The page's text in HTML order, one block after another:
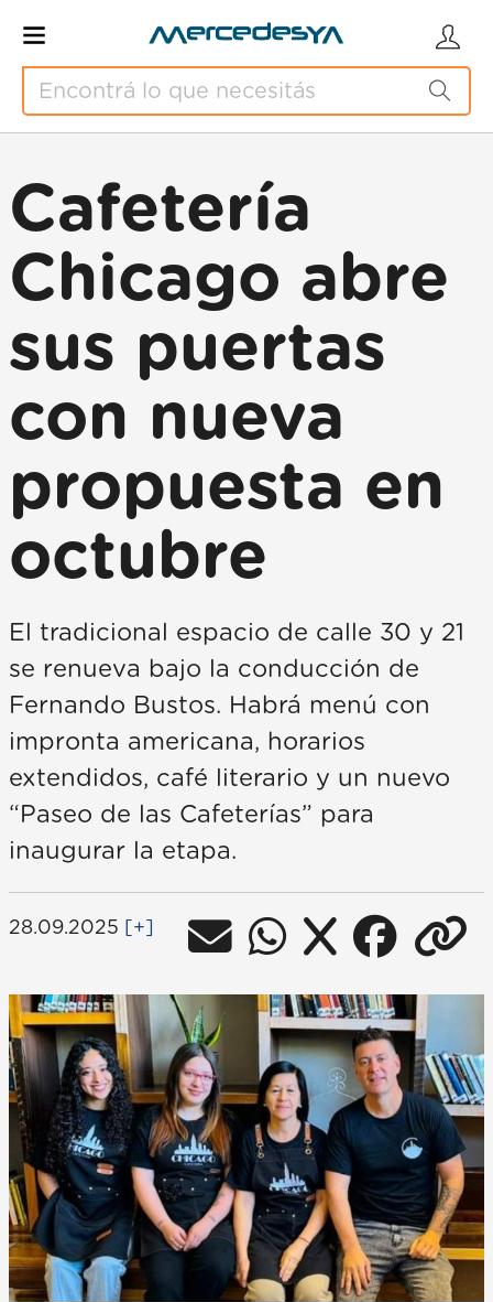
Cafetería
Chicago abre
sus puertas
con nueva
propuesta en
octubre
El tradicional espacio de calle 30 y 21
se renueva bajo la conducción de
Fernando Bustos. Habrá menú con
impronta americana, horarios
extendidos, café literario y un nuevo
“Paseo de las Cafeterías” para
inaugurar la etapa.
28.09.2025 [+]